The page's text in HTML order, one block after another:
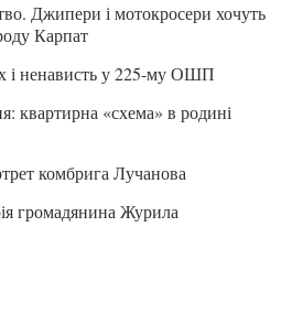
Джипери і мотокросери хочуть
Карпат
і ненависть у 225-му ОШП
квартирна «схема» в родині
комбрига Лучанова
громадянина Журила